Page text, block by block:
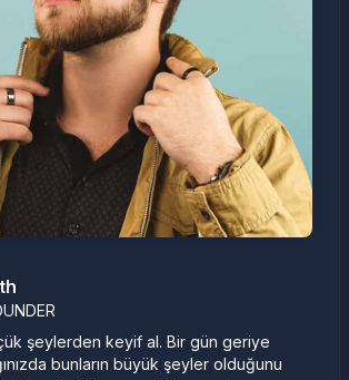
şeylerden keyif al. Bir gün geriye
bunların büyük şeyler olduğunu